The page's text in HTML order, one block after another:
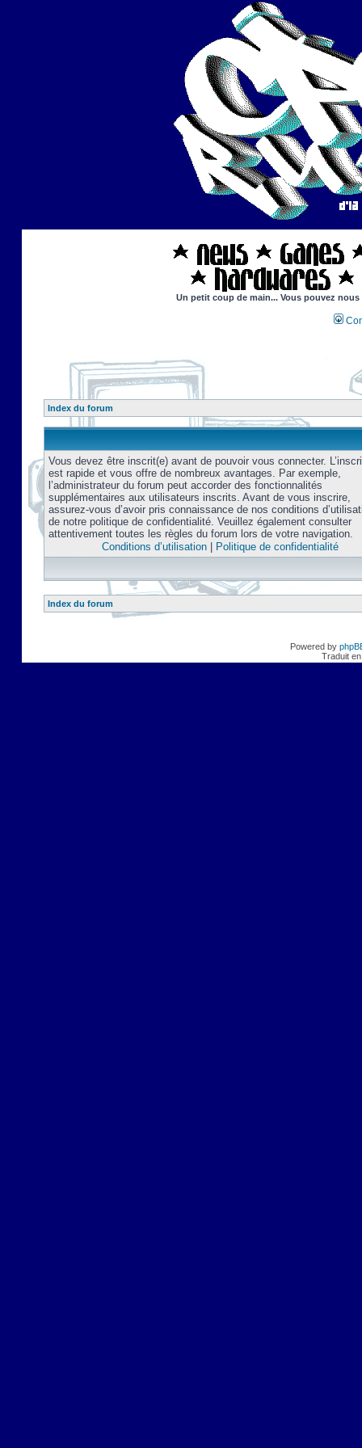
Un petit coup de main... Vous pouvez
Index du forum
Vous devez être inscrit(e) avant de pouvoir vous connecter.
est rapide et vous offre de nombreux avantages. Par exemple,
l’administrateur du forum peut accorder des fonctionnalités
supplémentaires aux utilisateurs inscrits. Avant de vous inscrire,
assurez-vous d’avoir pris connaissance de nos conditions
de notre politique de confidentialité. Veuillez également consulter
attentivement toutes les règles du forum lors de votre navigation.
Conditions d’utilisation| Politique de confidentialité
Index du forum
Powered by
Traduit